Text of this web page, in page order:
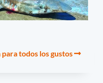
para todos los gustos